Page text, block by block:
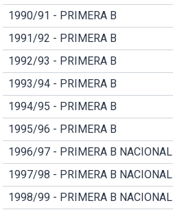
1990/91 - PRIMERA B
1991/92 - PRIMERA B
1992/93 - PRIMERA B
1993/94 - PRIMERA B
1994/95 - PRIMERA B
1995/96 - PRIMERA B
1996/97 - PRIMERA B NACIONAL
1997/98 - PRIMERA B NACIONAL
1998/99 - PRIMERA B NACIONAL